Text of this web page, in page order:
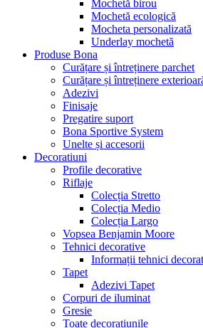
Mochetă birou
Mochetă ecologică
Mocheta personalizată
Underlay mochetă
Produse Bona
Curățare și întreținere parchet
Curățare și întreținere
Adezivi
Finisaje
Pregatire suport
Bona Sportive System
Unelte și accesorii
Decoratiuni
Profile decorative
Riflaje
Colecția Stretto
Colecția Medio
Colecția Largo
Vopsea Benjamin Moore
Tehnici decorative
Informații tehnici
Tapet
Adezivi Tapet
Corpuri de iluminat
Gresie
Toate decorațiunile